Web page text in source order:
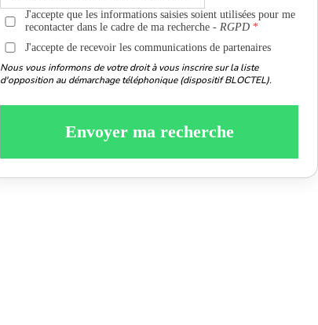
J'accepte que les informations saisies soient utilisées pour me
recontacter dans le cadre de ma recherche -RGPD
J'accepte de recevoir les communications de partenaires
Nous vous informons de votre droit à vous inscrire sur la liste
d'opposition au démarchage téléphonique (dispositif BLOCTEL).
Envoyer ma recherche